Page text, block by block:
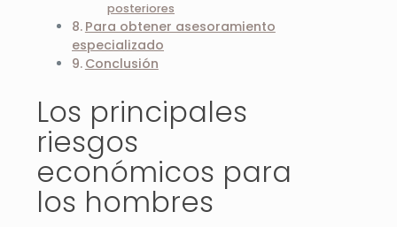
posteriores
Para obtener asesoramiento
especializado
Conclusión
Los principales
riesgos
económicos para
los hombres